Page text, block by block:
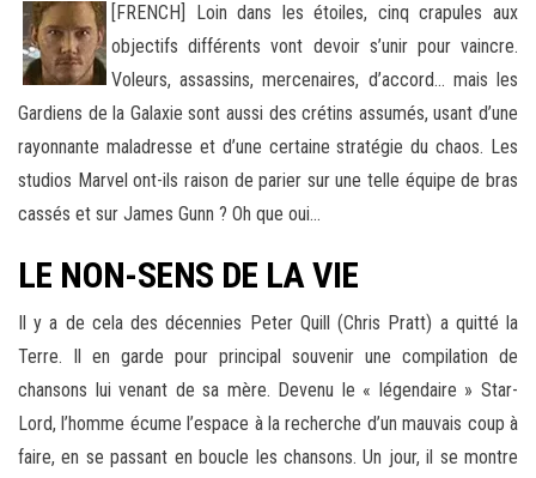
[FRENCH] Loin dans les étoiles, cinq crapules aux
objectifs différents vont devoir s’unir pour vaincre.
Voleurs, assassins, mercenaires, d’accord… mais les
Gardiens de la Galaxie sont aussi des crétins assumés, usant d’une
rayonnante maladresse et d’une certaine stratégie du chaos. Les
studios Marvel ont-ils raison de parier sur une telle équipe de bras
cassés et sur James Gunn ? Oh que oui…
LE NON-SENS DE LA VIE
Il y a de cela des décennies Peter Quill (Chris Pratt) a quitté la
Terre. Il en garde pour principal souvenir une compilation de
chansons lui venant de sa mère. Devenu le « légendaire » Star-
Lord, l’homme écume l’espace à la recherche d’un mauvais coup à
faire, en se passant en boucle les chansons. Un jour, il se montre